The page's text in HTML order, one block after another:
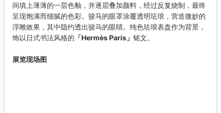
间填上薄薄的一层色釉，并逐层叠加颜料，经过反复烧制，最终
呈现饱满而细腻的色彩。骏马的眼罩涂覆透明珐琅，营造微妙的
浮雕效果，其中隐约透出骏马的眼睛。纯色珐琅表盘作为背景，
饰以日式书法风格的 「Hermès Paris」 铭文。
展览现场图